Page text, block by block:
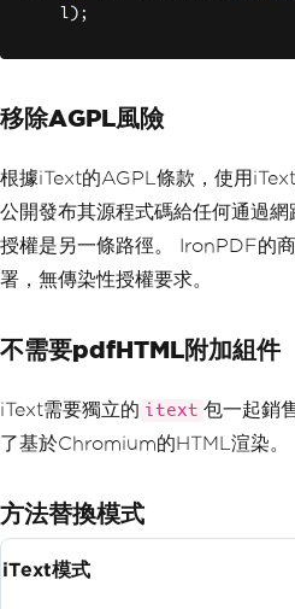
l );
移除AGPL風險
根據iText的AGPL條款，使用
公開發布其源程式碼給任何通過
授權是另一條路徑。 IronPDF的
署，無傳染性授權要求。
不需要pdfHTML附加組件
iText需要獨立的 itext 包一起銷
了基於Chromium的HTML渲染。
方法替換模式
iText模式